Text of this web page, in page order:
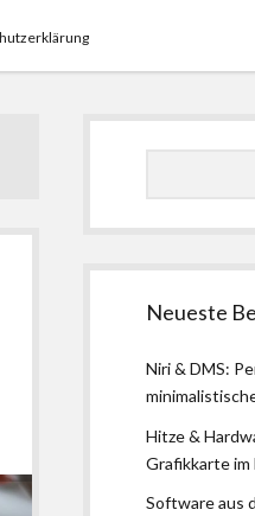
Neueste
Niri & DMS:
Hitze &
Grafikkarte im
Software aus